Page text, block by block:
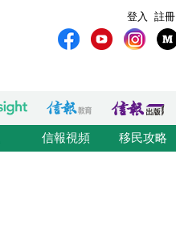
註冊
登入
信報視頻 移民攻略